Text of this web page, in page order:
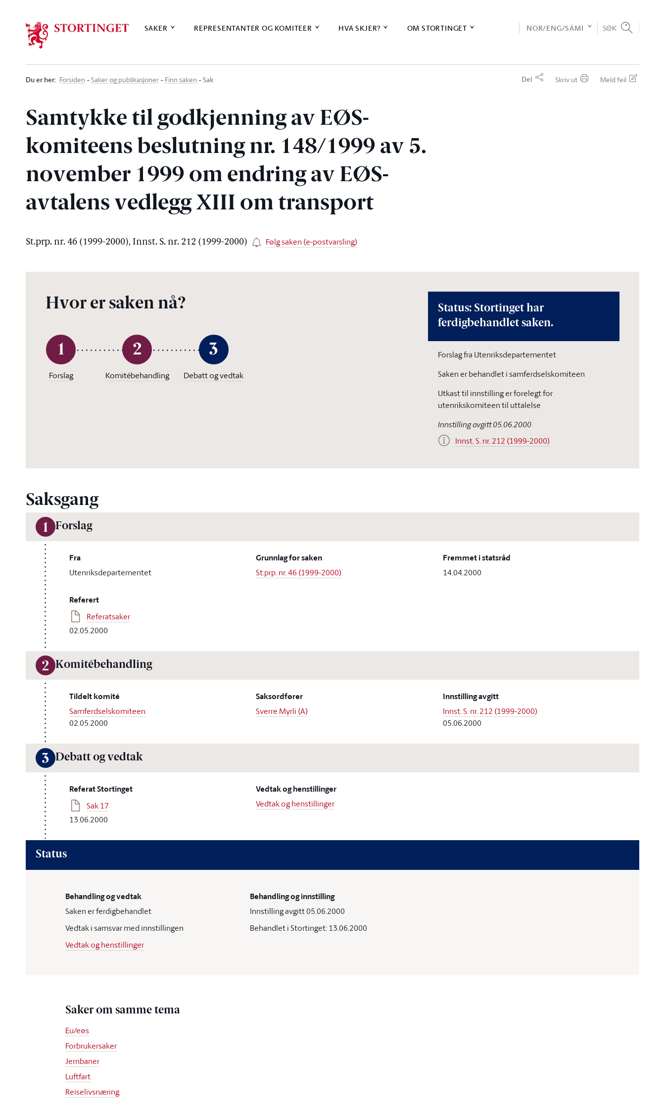
SAKER REPRESENTANTER OG KOMITEER HVA SKJER? OM STORTINGET NOR/ENG/SÁMI SØK
Du er her: Forsiden Saker og publikasjoner Finn saken Sak Del Skriv ut Meld feil
Samtykke til godkjenning av EØS-
komiteens beslutning nr. 148/1999 av 5.
november 1999 om endring av EØS-
avtalens vedlegg XIII om transport
St.prp. nr. 46 (1999-2000), Innst. S. nr. 212 (1999-2000) Følg saken (e-postvarsling)
Hvor er saken nå?
1
Forslag
2
Komitébehandling
3
Debatt og vedtak
Status: Stortinget har
ferdigbehandlet saken.
Forslag fra Utenriksdepartementet
Saken er behandlet i samferdselskomiteen
Utkast til innstilling er forelegt for
utenrikskomiteen til uttalelse
Innstilling avgitt 05.06.2000
Innst. S. nr. 212 (1999-2000)
Saksgang
1 Forslag
Fra
Utenriksdepartementet
Grunnlag for saken
St.prp. nr. 46 (1999-2000)
Fremmet i statsråd
14.04.2000
Referert
Referatsaker
02.05.2000
2 Komitébehandling
Tildelt komité
Samferdselskomiteen
02.05.2000
Saksordfører
Sverre Myrli (A)
Innstilling avgitt
Innst. S. nr. 212 (1999-2000)
05.06.2000
3 Debatt og vedtak
Referat Stortinget
Sak 17
13.06.2000
Vedtak og henstillinger
Vedtak og henstillinger
Status
Behandling og vedtak
Saken er ferdigbehandlet
Vedtak i samsvar med innstillingen
Vedtak og henstillinger
Behandling og innstilling
Innstilling avgitt 05.06.2000
Behandlet i Stortinget: 13.06.2000
Saker om samme tema
Eu/eøs
Forbrukersaker
Jernbaner
Luftfart
Reiselivsnæring